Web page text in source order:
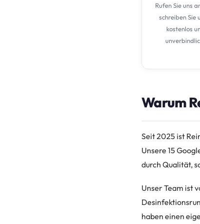
Rufen Sie uns
schreiben Sie
kostenlos
Warum
Seit 2025 ist
Unsere 15
durch Qualität,
Unser Team ist
haben einen